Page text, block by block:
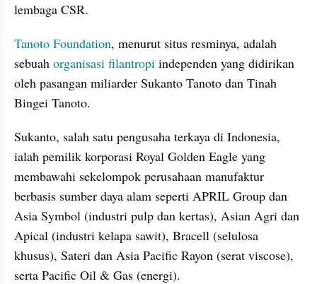
lembaga CSR.
Tanoto Foundation, menurut situs resminya, adalah
sebuah organisasi filantropi independen yang didirikan
oleh pasangan miliarder Sukanto Tanoto dan Tinah
Bingei Tanoto.
Sukanto, salah satu pengusaha terkaya di Indonesia,
ialah pemilik korporasi Royal Golden Eagle yang
membawahi sekelompok perusahaan manufaktur
berbasis sumber daya alam seperti APRIL Group dan
Asia Symbol (industri pulp dan kertas), Asian Agri dan
Apical (industri kelapa sawit), Bracell (selulosa
khusus), Sateri dan Asia Pacific Rayon (serat viscose),
serta Pacific Oil & Gas (energi).